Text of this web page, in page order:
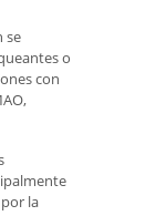
se
o
con
la